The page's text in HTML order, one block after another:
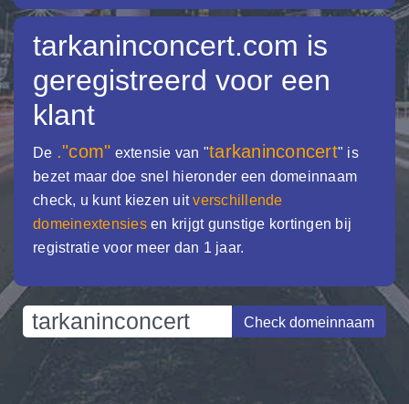
tarkaninconcert.com is
geregistreerd voor een
klant
De ."com" extensie van "tarkaninconcert" is
bezet maar doe snel hieronder een domeinnaam
check, u kunt kiezen uitverschillende
domeinextensiesen krijgt gunstige kortingen bij
registratie voor meer dan 1 jaar.
Check domeinnaam